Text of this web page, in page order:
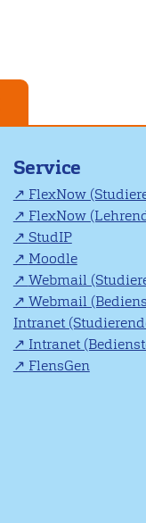
Service
FlexNow
FlexNow
StudIP
Moodle
Webmail
Webmail
Intranet
Intranet
FlensGen